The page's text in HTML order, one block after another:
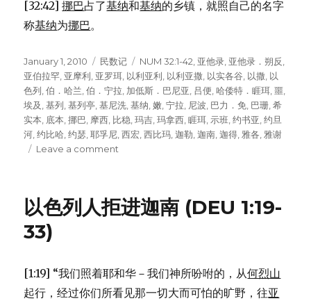
[32:42]挪巴占了基纳和基纳的乡镇，就照自己的名字
称基纳为挪巴。
Posted
on
January 1, 2010 Categories
民数记 Tags
NUM 32:1-42 亚他录 亚他录．朔反
亚伯拉罕 亚摩利 亚罗珥 以利亚利 以利亚撒 以实各谷 以撒 以
色列 ,伯．哈兰 ,伯．宁拉 加低斯．巴尼亚 吕便 ,哈倭特．睚珥 ,噩
埃及 ,基列 ,基列亭 ,基尼洗 ,基纳 ,嫩 ,宁拉 尼波 巴力．免 巴珊 ,希
实本 底本 ,挪巴 摩西 比稳 ,玛吉 ,玛拿西 ,睚珥 示班 ,约书亚 ,约旦
河 ,约比哈 ,约瑟 ,耶孚尼 ,西宏 ,西比玛 ,迦勒 ,迦南 ,迦得 雅各 雅谢
Leave a comment
东
32:1-
42)
以色列人拒进迦南 (DEU 1:19-
33)
[1:19] “我们照着耶和华－我们神所吩咐的，从何烈山
起行，经过你们所看见那一切大而可怕的旷野，往亚